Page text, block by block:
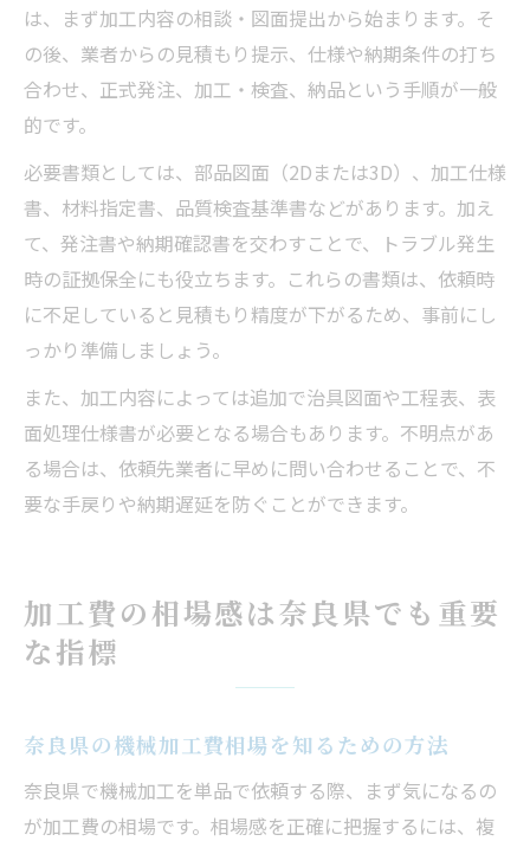
は、まず加工内容の相談・図面提出から始まります。そ
の後、業者からの見積もり提示、仕様や納期条件の打ち
合わせ、正式発注、加工・検査、納品という手順が一般
的です。
必要書類としては、部品図面（2Dまたは3D）、加工仕様
書、材料指定書、品質検査基準書などがあります。加え
て、発注書や納期確認書を交わすことで、トラブル発生
時の証拠保全にも役立ちます。これらの書類は、依頼時
に不足していると見積もり精度が下がるため、事前にし
っかり準備しましょう。
また、加工内容によっては追加で治具図面や工程表、表
面処理仕様書が必要となる場合もあります。不明点があ
る場合は、依頼先業者に早めに問い合わせることで、不
要な手戻りや納期遅延を防ぐことができます。
加工費の相場感は奈良県でも重要
な指標
奈良県の機械加工費相場を知るための方法
奈良県で機械加工を単品で依頼する際、まず気になるの
が加工費の相場です。相場感を正確に把握するには、複